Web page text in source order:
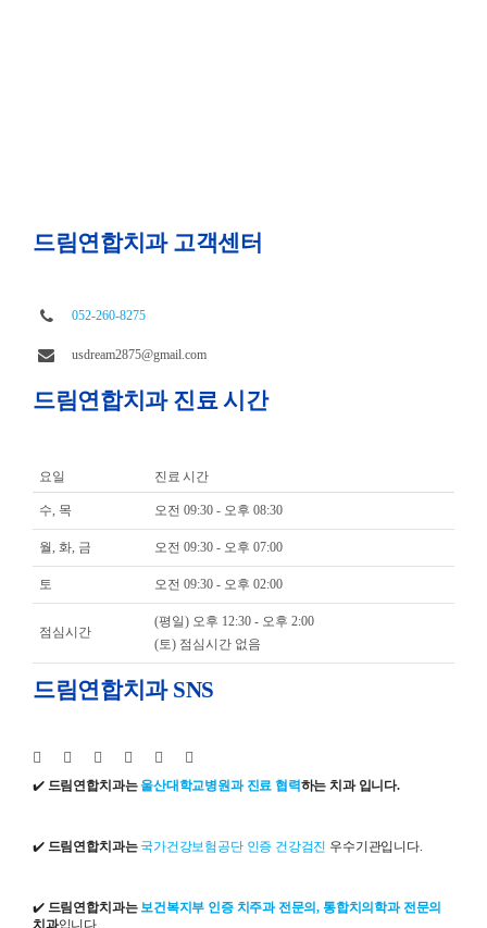
드림연합치과 고객센터
052-260-8275
usdream2875@gmail.com
드림연합치과 진료 시간
요일 진료 시간
수, 목 오전 09:30 - 오후 08:30
월, 화, 금 오전 09:30 - 오후 07:00
토 오전 09:30 - 오후 02:00
점심시간
(평일) 오후 12:30 - 오후 2:00
(토) 점심시간 없음
드림연합치과 SNS
✔️ 드림연합치과는 울산대학교병원과 진료 협력하는 치과 입니다.
✔️ 드림연합치과는 국가건강보험공단 인증 건강검진 우수기관입니다.
✔️ 드림연합치과는보건복지부 인증 치주과 전문의, 통합치의학과 전문의
치과입니다.